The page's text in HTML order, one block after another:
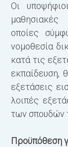
Οι
οποίες
νομοθεσία
κατά τις
εκπαίδευση,
εξετάσεις
λοιπές
των σπουδών
Προϋπόθεση